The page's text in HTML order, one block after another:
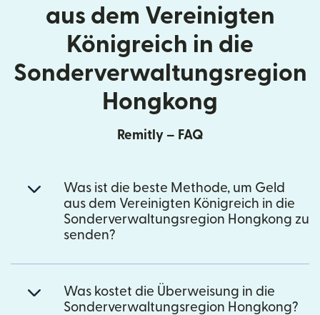
aus dem Vereinigten
Königreich in die
Sonderverwaltungsregion
Hongkong
Remitly – FAQ
Was ist die beste Methode, um Geld
aus dem Vereinigten Königreich in die
Sonderverwaltungsregion Hongkong zu
senden?
Was kostet die Überweisung in die
Sonderverwaltungsregion Hongkong?